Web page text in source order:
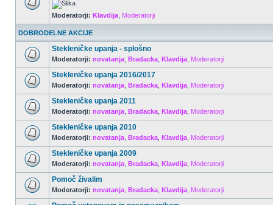
Moderatorji: Klavdija Moderatorji
DOBRODELNE AKCIJE
Stekleničke upanja - splošno
Moderatorji: novatanja Bradacka Klavdija Moderatorji
Stekleničke upanja 2016/2017
Moderatorji: novatanja Bradacka Klavdija Moderatorji
Stekleničke upanja 2011
Moderatorji: novatanja Bradacka Klavdija Moderatorji
Stekleničke upanja 2010
Moderatorji: novatanja Bradacka Klavdija Moderatorji
Stekleničke upanja 2009
Moderatorji: novatanja Bradacka Klavdija Moderatorji
Pomoč živalim
Moderatorji: novatanja Bradacka Klavdija Moderatorji